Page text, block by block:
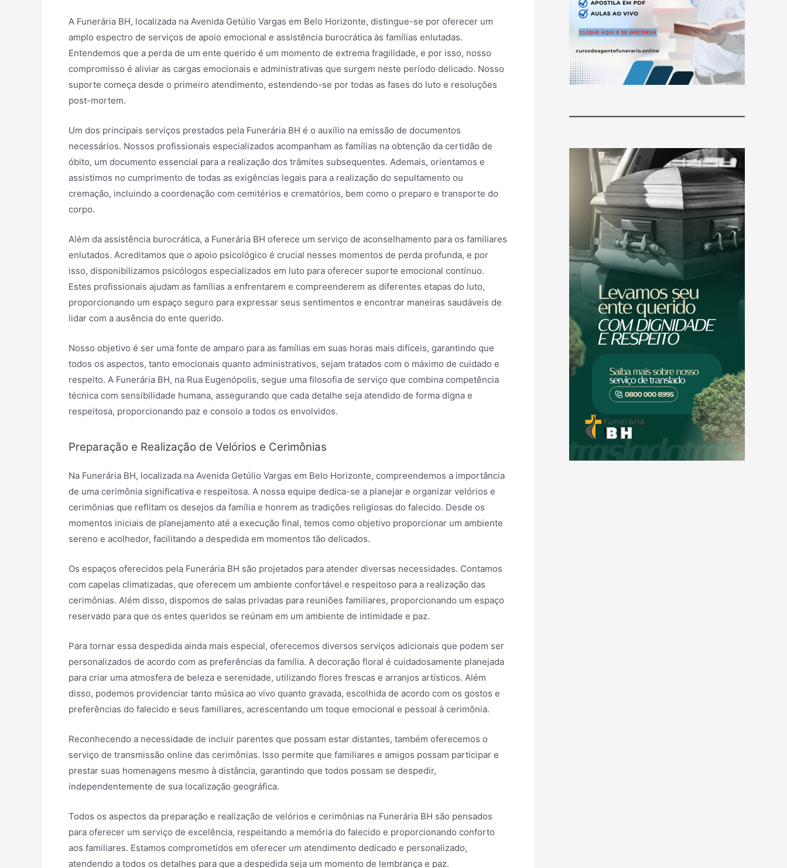
A Funerária BH, localizada na Avenida Getúlio Vargas em Belo Horizonte, distingue-se por oferecer um
amplo espectro de serviços de apoio emocional e assistência burocrática às famílias enlutadas.
Entendemos que a perda de um ente querido é um momento de extrema fragilidade, e por isso, nosso
compromisso é aliviar as cargas emocionais e administrativas que surgem neste período delicado. Nosso
suporte começa desde o primeiro atendimento, estendendo-se por todas as fases do luto e resoluções
post-mortem.
Um dos principais serviços prestados pela Funerária BH é o auxílio na emissão de documentos
necessários. Nossos profissionais especializados acompanham as famílias na obtenção da certidão de
óbito, um documento essencial para a realização dos trâmites subsequentes. Ademais, orientamos e
assistimos no cumprimento de todas as exigências legais para a realização do sepultamento ou
cremação, incluindo a coordenação com cemitérios e crematórios, bem como o preparo e transporte do
corpo.
Além da assistência burocrática, a Funerária BH oferece um serviço de aconselhamento para os familiares
enlutados. Acreditamos que o apoio psicológico é crucial nesses momentos de perda profunda, e por
isso, disponibilizamos psicólogos especializados em luto para oferecer suporte emocional contínuo.
Estes profissionais ajudam as famílias a enfrentarem e compreenderem as diferentes etapas do luto,
proporcionando um espaço seguro para expressar seus sentimentos e encontrar maneiras saudáveis de
lidar com a ausência do ente querido.
Nosso objetivo é ser uma fonte de amparo para as famílias em suas horas mais difíceis, garantindo que
todos os aspectos, tanto emocionais quanto administrativos, sejam tratados com o máximo de cuidado e
respeito. A Funerária BH, na Rua Eugenópolis, segue uma filosofia de serviço que combina competência
técnica com sensibilidade humana, assegurando que cada detalhe seja atendido de forma digna e
respeitosa, proporcionando paz e consolo a todos os envolvidos.
Preparação e Realização de Velórios e Cerimônias
Na Funerária BH, localizada na Avenida Getúlio Vargas em Belo Horizonte, compreendemos a importância
de uma cerimônia significativa e respeitosa. A nossa equipe dedica-se a planejar e organizar velórios e
cerimônias que reflitam os desejos da família e honrem as tradições religiosas do falecido. Desde os
momentos iniciais de planejamento até a execução final, temos como objetivo proporcionar um ambiente
sereno e acolhedor, facilitando a despedida em momentos tão delicados.
Os espaços oferecidos pela Funerária BH são projetados para atender diversas necessidades. Contamos
com capelas climatizadas, que oferecem um ambiente confortável e respeitoso para a realização das
cerimônias. Além disso, dispomos de salas privadas para reuniões familiares, proporcionando um espaço
reservado para que os entes queridos se reúnam em um ambiente de intimidade e paz.
Para tornar essa despedida ainda mais especial, oferecemos diversos serviços adicionais que podem ser
personalizados de acordo com as preferências da família. A decoração floral é cuidadosamente planejada
para criar uma atmosfera de beleza e serenidade, utilizando flores frescas e arranjos artísticos. Além
disso, podemos providenciar tanto música ao vivo quanto gravada, escolhida de acordo com os gostos e
preferências do falecido e seus familiares, acrescentando um toque emocional e pessoal à cerimônia.
Reconhecendo a necessidade de incluir parentes que possam estar distantes, também oferecemos o
serviço de transmissão online das cerimônias. Isso permite que familiares e amigos possam participar e
prestar suas homenagens mesmo à distância, garantindo que todos possam se despedir,
independentemente de sua localização geográfica.
Todos os aspectos da preparação e realização de velórios e cerimônias na Funerária BH são pensados
para oferecer um serviço de excelência, respeitando a memória do falecido e proporcionando conforto
aos familiares. Estamos comprometidos em oferecer um atendimento dedicado e personalizado,
atendendo a todos os detalhes para que a despedida seja um momento de lembrança e paz.